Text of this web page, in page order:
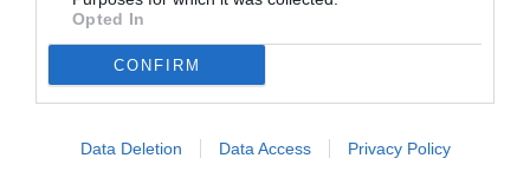
Opted In
CONFIRM
Data Deletion Data Access Privacy Policy
la 112 la 107,1 m2, în timp ce în cea din Liguria a
trecut de la 96,6. la 91,9 m2.
casă de închiriat pentru că sunt străină. Am fost